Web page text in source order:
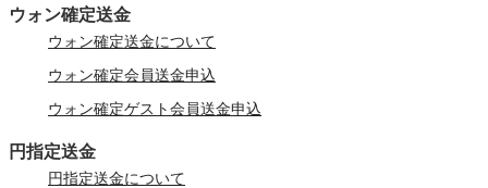
ウォン確定送金
ウォン確定送金について
ウォン確定会員送金申込
ウォン確定ゲスト会員送金申込
円指定送金
円指定送金について